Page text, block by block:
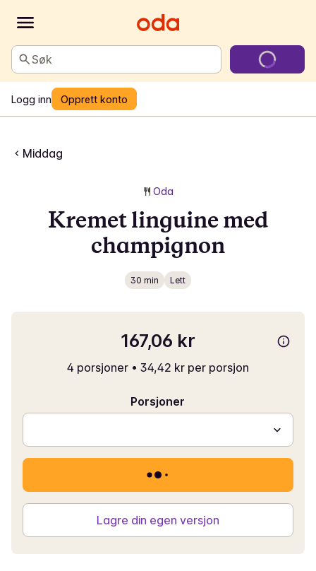
Søk
Logg inn Opprett konto
Middag
Oda
Kremet linguine med
champignon
30 min Lett
167,06 kr
4 porsjoner • 34,42 kr per porsjon
Porsjoner
Lagre din egen versjon